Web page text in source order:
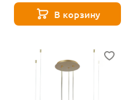
В корзину